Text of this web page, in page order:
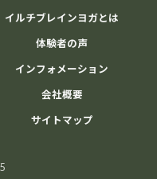
イルチブレインヨガとは
体験者の声
インフォメーション
会社概要
サイトマップ